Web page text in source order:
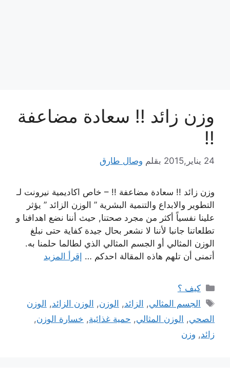
وزن زائد !! سعادة مضاعفة
!!
24 يناير,2015 بقلم وصال طارق
وزن زائد !! سعادة مضاعفة !! – خاص اكاديمية نيرونت لـ
التطوير والابداع والتنمية البشرية ” الوزن الزائد ” يؤثر
علينا نفسياً أكثر من مجرد صحتنا, حيث أننا نضع اهدافنا و
تطلعاتنا جانبا لأننا لا نشعر بحال جيدة كفاية حتى نبلغ
الوزن المثالي أو الجسم المثالي الذي لطالما حلمنا به.
أتمنى أن تلهم هاذه المقالة احدكم … إقرأ المزيد
التصنيفات
كيف ؟
الوسوم
الجسم المثالي, الزائد, الوزن, الوزن الزائد, الوزن
الصحي, الوزن المثالي, حمية غذائية, خسارة الوزن,
زائد, وزن